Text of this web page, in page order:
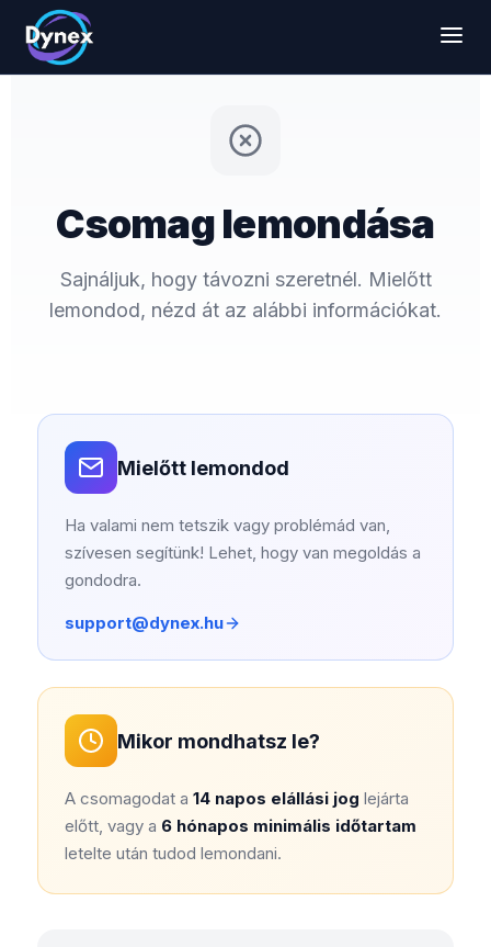
Csomag lemondása
Sajnáljuk, hogy távozni szeretnél. Mielőtt
lemondod, nézd át az alábbi információkat.
Mielőtt lemondod
Ha valami nem tetszik vagy problémád van,
szívesen segítünk! Lehet, hogy van megoldás a
gondodra.
support@dynex.hu
Mikor mondhatsz le?
A csomagodat a 14 napos elállási jog lejárta
előtt, vagy a 6 hónapos minimális időtartam
letelte után tudod lemondani.